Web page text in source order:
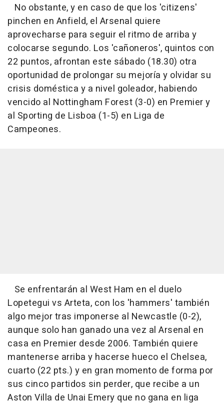
No obstante, y en caso de que los 'citizens'
pinchen en Anfield, el Arsenal quiere
aprovecharse para seguir el ritmo de arriba y
colocarse segundo. Los 'cañoneros', quintos con
22 puntos, afrontan este sábado (18.30) otra
oportunidad de prolongar su mejoría y olvidar su
crisis doméstica y a nivel goleador, habiendo
vencido al Nottingham Forest (3-0) en Premier y
al Sporting de Lisboa (1-5) en Liga de
Campeones.
Se enfrentarán al West Ham en el duelo
Lopetegui vs Arteta, con los 'hammers' también
algo mejor tras imponerse al Newcastle (0-2),
aunque solo han ganado una vez al Arsenal en
casa en Premier desde 2006. También quiere
mantenerse arriba y hacerse hueco el Chelsea,
cuarto (22 pts.) y en gran momento de forma por
sus cinco partidos sin perder, que recibe a un
Aston Villa de Unai Emery que no gana en liga